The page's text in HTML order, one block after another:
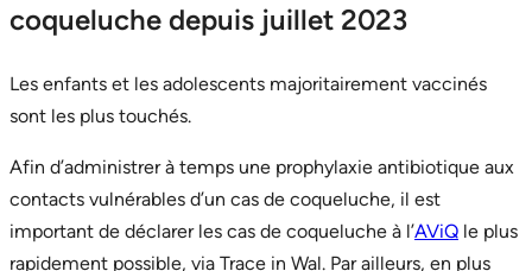
coqueluche depuis juillet 2023
Les enfants et les adolescents majoritairement vaccinés
sont les plus touchés.
Afin d’administrer à temps une prophylaxie antibiotique aux
contacts vulnérables d’un cas de coqueluche, il est
important de déclarer les cas de coqueluche à l’AViQ le plus
rapidement possible, via Trace in Wal. Par ailleurs, en plus